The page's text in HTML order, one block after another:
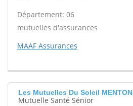
Département: 06
mutuelles d'assurances
MAAF Assurances
Les Mutuelles Du Soleil MENTON
Mutuelle Santé Sénior